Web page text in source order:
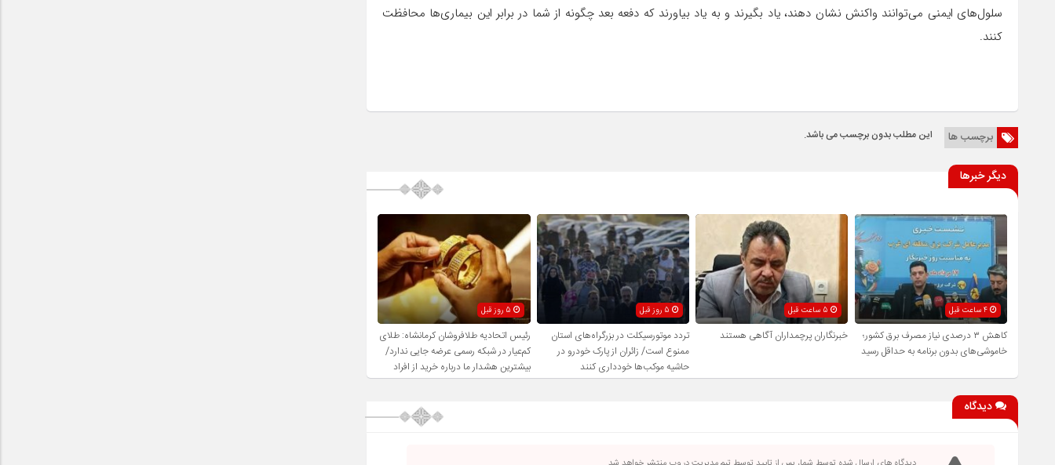
سلول‌های ایمنی می‌توانند واکنش نشان دهند، یاد بگیرند و به یاد بیاورند که دفعه بعد چگونه از شما در برابر این بیماری‌ها محافظت
کنند.
برچسب ها این مطلب بدون برچسب می باشد.
دیگر خبرها
4 ساعت قبل
کاهش ۳ درصدی نیاز مصرف برق کشور؛
خاموشی‌های بدون برنامه به حداقل رسید
5 ساعت قبل
خبرنگاران پرچمداران آگاهی هستند
تردد موتورسیکلت در بزرگراه‌های استان
ممنوع است/ زائران از پارک خودرو در
حاشیه موکب‌ها خودداری کنند
رئیس اتحادیه طلافروشان کرمانشاه: طلای
کم‌عیار در شبکه رسمی عرضه جایی ندارد/
بیشترین هشدار ما درباره خرید از افراد
فاقد صلاحیت است
دیدگاه